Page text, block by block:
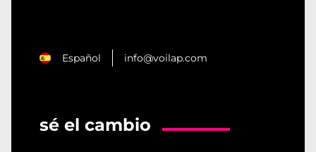
Español info@voilap.com
sé el cambio